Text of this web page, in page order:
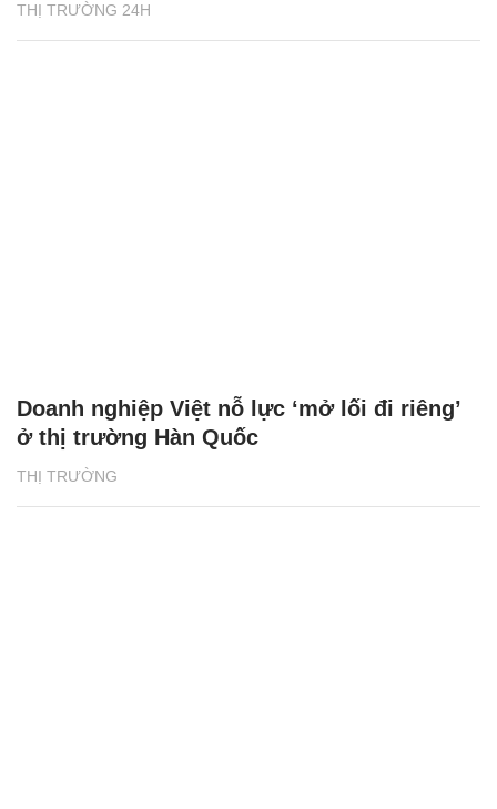
THỊ TRƯỜNG 24H
THỊ TRƯỜNG
Doanh nghiệp Việt nỗ lực ‘mở lối đi riêng’
ở thị trường Hàn Quốc